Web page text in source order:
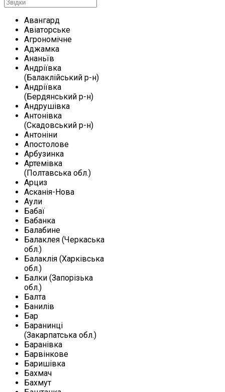
Авангард
Авіаторське
Агрономічне
Аджамка
Ананьїв
Андріївка
(Балаклійський р-н)
Андріївка
(Бердянський р-н)
Андрушівка
Антонівка
(Скадовський р-н)
Антоніни
Апостолове
Арбузинка
Артемівка
(Полтавська обл.)
Арциз
Асканія-Нова
Аули
Бабаї
Бабанка
Балабине
Балаклея (Черкаська
обл.)
Балаклія (Харківська
обл.)
Балки (Запорізька
обл.)
Балта
Банилів
Бар
Баранинці
(Закарпатська обл.)
Баранівка
Барвінкове
Баришівка
Бахмач
Бахмут